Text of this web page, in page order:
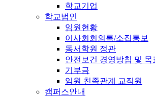
학교기업
학교법인
임원현황
이사회회의록/소집통보
동서학원 정관
안전보건 경영방침 및 목
기부금
임원 친족관계 교직원
캠퍼스안내